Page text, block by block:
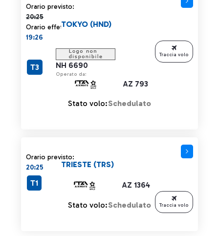
Orario previsto:
20:25
Orario previsto 20:25 barrato
Orario effettivo:
19:26
NH 6690
Operato da:
AZ 793
TOKYO (HND)
T3
Stato volo:Schedulato
Traccia volo
Orario previsto:
20:25
AZ 1364
TRIESTE (TRS)
T1
Stato volo:Schedulato Traccia volo